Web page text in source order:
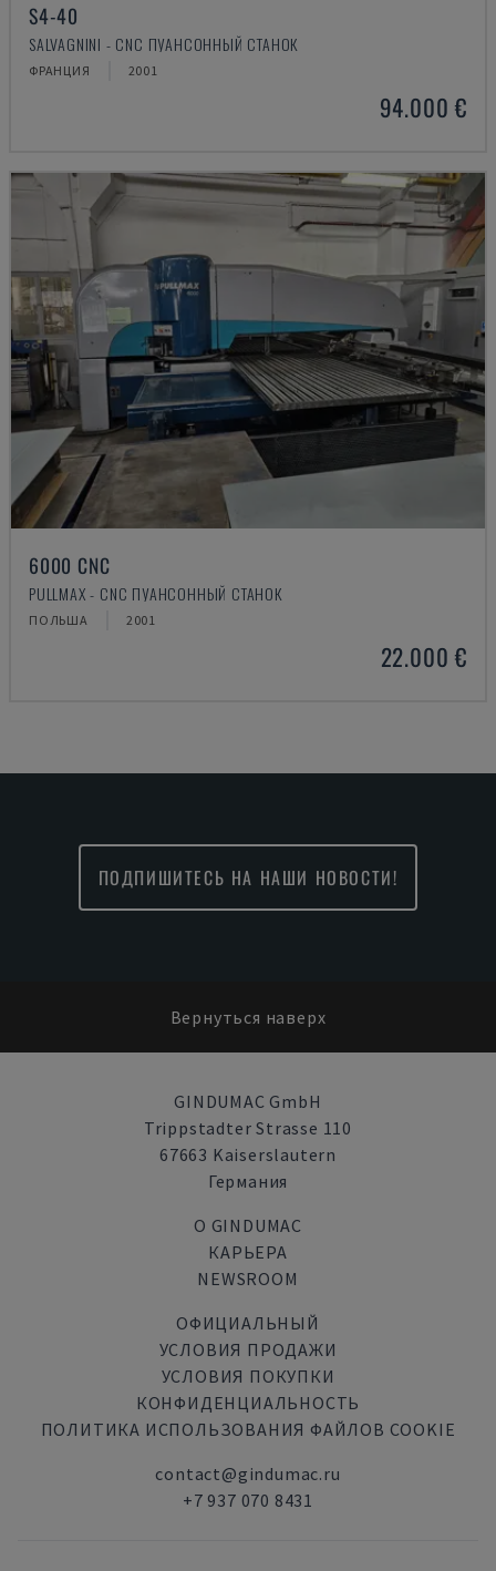
S4-40
SALVAGNINI - CNC ПУАНСОННЫЙ СТАНОК
ФРАНЦИЯ 2001
94.000 €
6000 CNC
PULLMAX - CNC ПУАНСОННЫЙ СТАНОК
ПОЛЬША 2001
22.000 €
ПОДПИШИТЕСЬ НА НАШИ НОВОСТИ!
Вернуться наверх
GINDUMAC GmbH
Trippstadter Strasse 110
67663 Kaiserslautern
Германия
О GINDUMAC
КАРЬЕРА
NEWSROOM
ОФИЦИАЛЬНЫЙ
УСЛОВИЯ ПРОДАЖИ
УСЛОВИЯ ПОКУПКИ
КОНФИДЕНЦИАЛЬНОСТЬ
ПОЛИТИКА ИСПОЛЬЗОВАНИЯ ФАЙЛОВ COOKIE
contact@gindumac.ru
+7 937 070 8431